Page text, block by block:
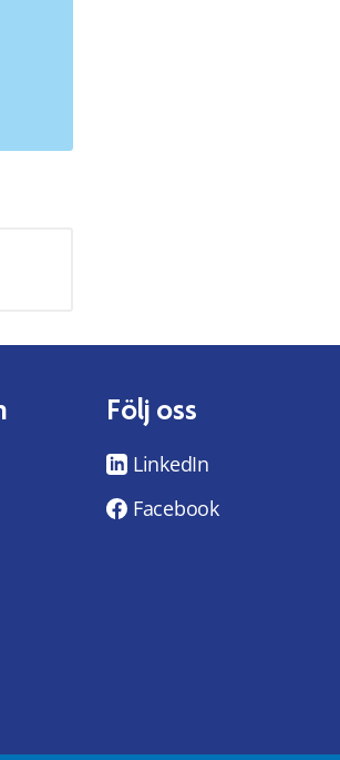
Följ oss
LinkedIn
Facebook